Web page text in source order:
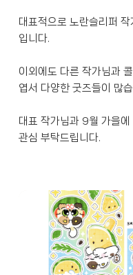
대표적으로 노란슬리퍼
이외에도 다른 작가님과
대표 작가님과 9월 가을
관심 부탁드립니다.